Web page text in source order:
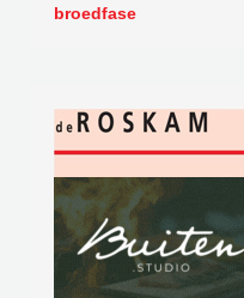
broedfase